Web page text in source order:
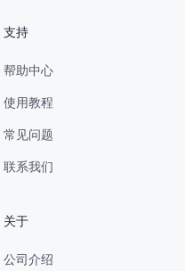
支持
帮助中心
使用教程
常见问题
联系我们
关于
公司介绍